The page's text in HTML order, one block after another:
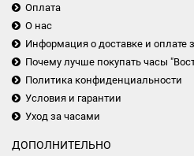
Оплата
О нас
Информация о доставке и оплате
Почему лучше покупать часы
Политика конфиденциальности
Условия и гарантии
Уход за часами
ДОПОЛНИТЕЛЬНО